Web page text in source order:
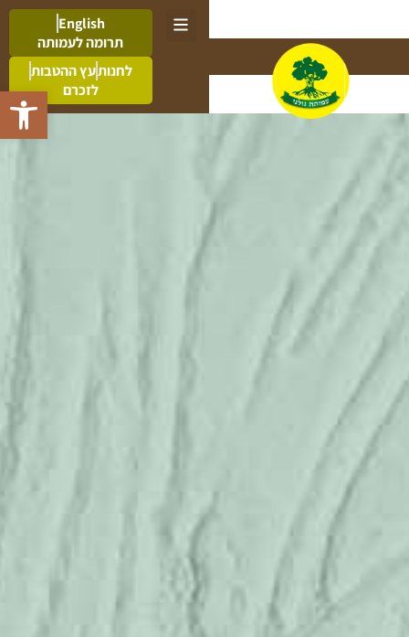
פתח
English
תרומה לעמותה
לחנותעץ ההטבות
לזכרם